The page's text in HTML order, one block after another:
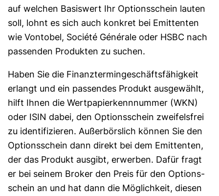
auf welchen Basiswert Ihr Optionsschein lauten
soll, lohnt es sich auch konkret bei Emittenten
wie Vontobel, Société Générale oder HSBC nach
passenden Produkten zu suchen.
Haben Sie die Finanz­termin­geschäfts­fähigkeit
erlangt und ein passendes Produkt aus­gewählt,
hilft Ihnen die Wert­papierkenn­nummer (WKN)
oder ISIN dabei, den Options­schein zweifels­frei
zu identifizieren. Außerbörslich können Sie den
Options­schein dann direkt bei dem Emittenten,
der das Produkt ausgibt, erwerben. Dafür fragt
er bei seinem Broker den Preis für den Options­
schein an und hat dann die Möglichkeit, diesen